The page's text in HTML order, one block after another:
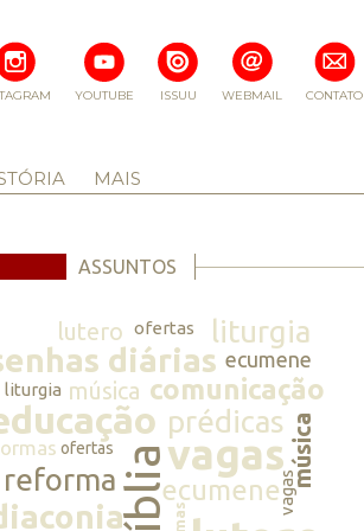
CONTATO
WEBMAIL
ISSUU
YOUTUBE
MAIS
ASSUNTOS
lutero ofertas liturgia
diárias ecumene
liturgia música comunicação
prédicasmúsica
ofertasbíbliavagas
reforma ecumenevagas